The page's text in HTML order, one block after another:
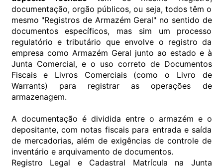
documentação, orgão públicos, ou seja, todos têm o
mesmo "Registros de Armazém Geral" no sentido de
documentos específicos, mas sim um processo
regulatório e tributário que envolve o registro da
empresa como Armazém Geral junto ao estado e à
Junta Comercial, e o uso correto de Documentos
Fiscais e Livros Comerciais (como o Livro de
Warrants) para registrar as operações de
armazenagem.
A documentação é dividida entre o armazém e o
depositante, com notas fiscais para entrada e saída
de mercadorias, além de exigências de controle de
inventário e arquivamento de documentos.
Registro Legal e Cadastral Matrícula na Junta